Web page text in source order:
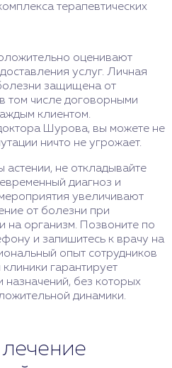
терапевтических
оценивают
услуг. Личная
защищена от
том числе договорными
клиентом.
Шурова, вы можете не
ничто не угрожает.
не откладывайте
диагноз и
увеличивают
от болезни при
на организм. Позвоните по
и запишитесь к врачу на
опыт сотрудников
гарантирует
назначений, без которых
динамики.